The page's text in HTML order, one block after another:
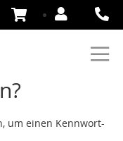
Zum
Inhalt
um einen Kennwort-